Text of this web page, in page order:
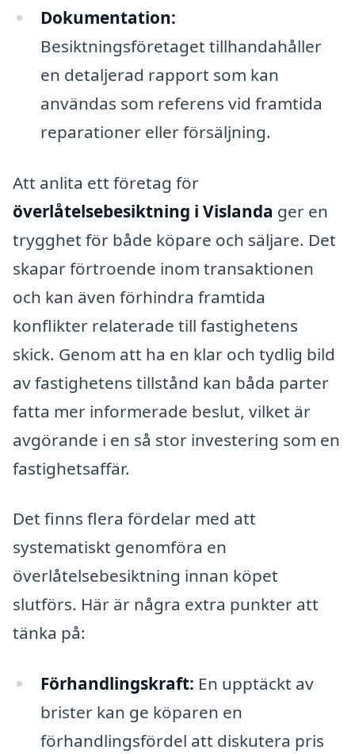
Dokumentation:
Besiktningsföretaget tillhandahåller
en detaljerad rapport som kan
användas som referens vid framtida
reparationer eller försäljning.
Att anlita ett företag för
överlåtelsebesiktning i Vislanda ger en
trygghet för både köpare och säljare. Det
skapar förtroende inom transaktionen
och kan även förhindra framtida
konflikter relaterade till fastighetens
skick. Genom att ha en klar och tydlig bild
av fastighetens tillstånd kan båda parter
fatta mer informerade beslut, vilket är
avgörande i en så stor investering som en
fastighetsaffär.
Det finns flera fördelar med att
systematiskt genomföra en
överlåtelsebesiktning innan köpet
slutförs. Här är några extra punkter att
tänka på:
Förhandlingskraft: En upptäckt av
brister kan ge köparen en
förhandlingsfördel att diskutera pris